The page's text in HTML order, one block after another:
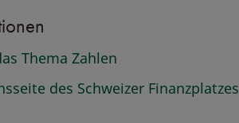
Thema Zahlen
des Schweizer Finanzplatzes